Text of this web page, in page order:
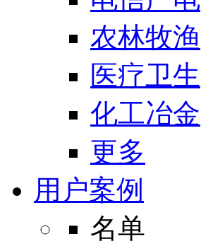
农林牧渔
医疗卫生
化工冶金
更多
用户案例
名单